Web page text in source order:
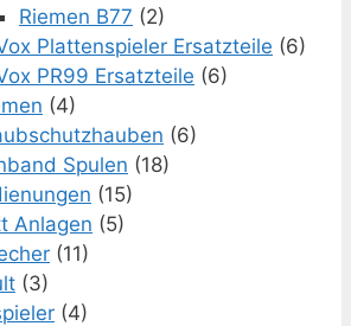
Riemen B77 (2)
Plattenspieler Ersatzteile (6)
PR99 Ersatzteile (6)
(4)
(6)
Spulen (18)
(15)
Anlagen (5)
(11)
(3)
(4)